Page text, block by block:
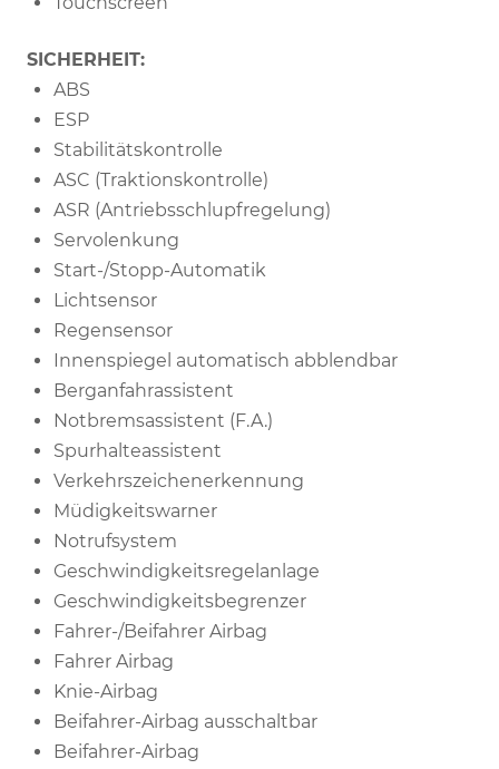
SICHERHEIT:
ABS
ESP
Stabilitätskontrolle
ASC (Traktionskontrolle)
ASR (Antriebsschlupfregelung)
Servolenkung
Start-/Stopp-Automatik
Lichtsensor
Regensensor
Innenspiegel automatisch abblendbar
Berganfahrassistent
Notbremsassistent (F.A.)
Spurhalteassistent
Verkehrszeichenerkennung
Müdigkeitswarner
Notrufsystem
Geschwindigkeitsregelanlage
Geschwindigkeitsbegrenzer
Fahrer-/Beifahrer Airbag
Fahrer Airbag
Knie-Airbag
Beifahrer-Airbag ausschaltbar
Beifahrer-Airbag